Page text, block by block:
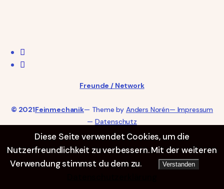
Freunde / Network
© 2021Feinmechanik— Theme by Anders Norén— Impressum
— Datenschutz
Diese Seite verwendet Cookies, um die
Nutzerfreundlichkeit zu verbessern. Mit der weiteren
Verwendung stimmst du dem zu.
Verstanden